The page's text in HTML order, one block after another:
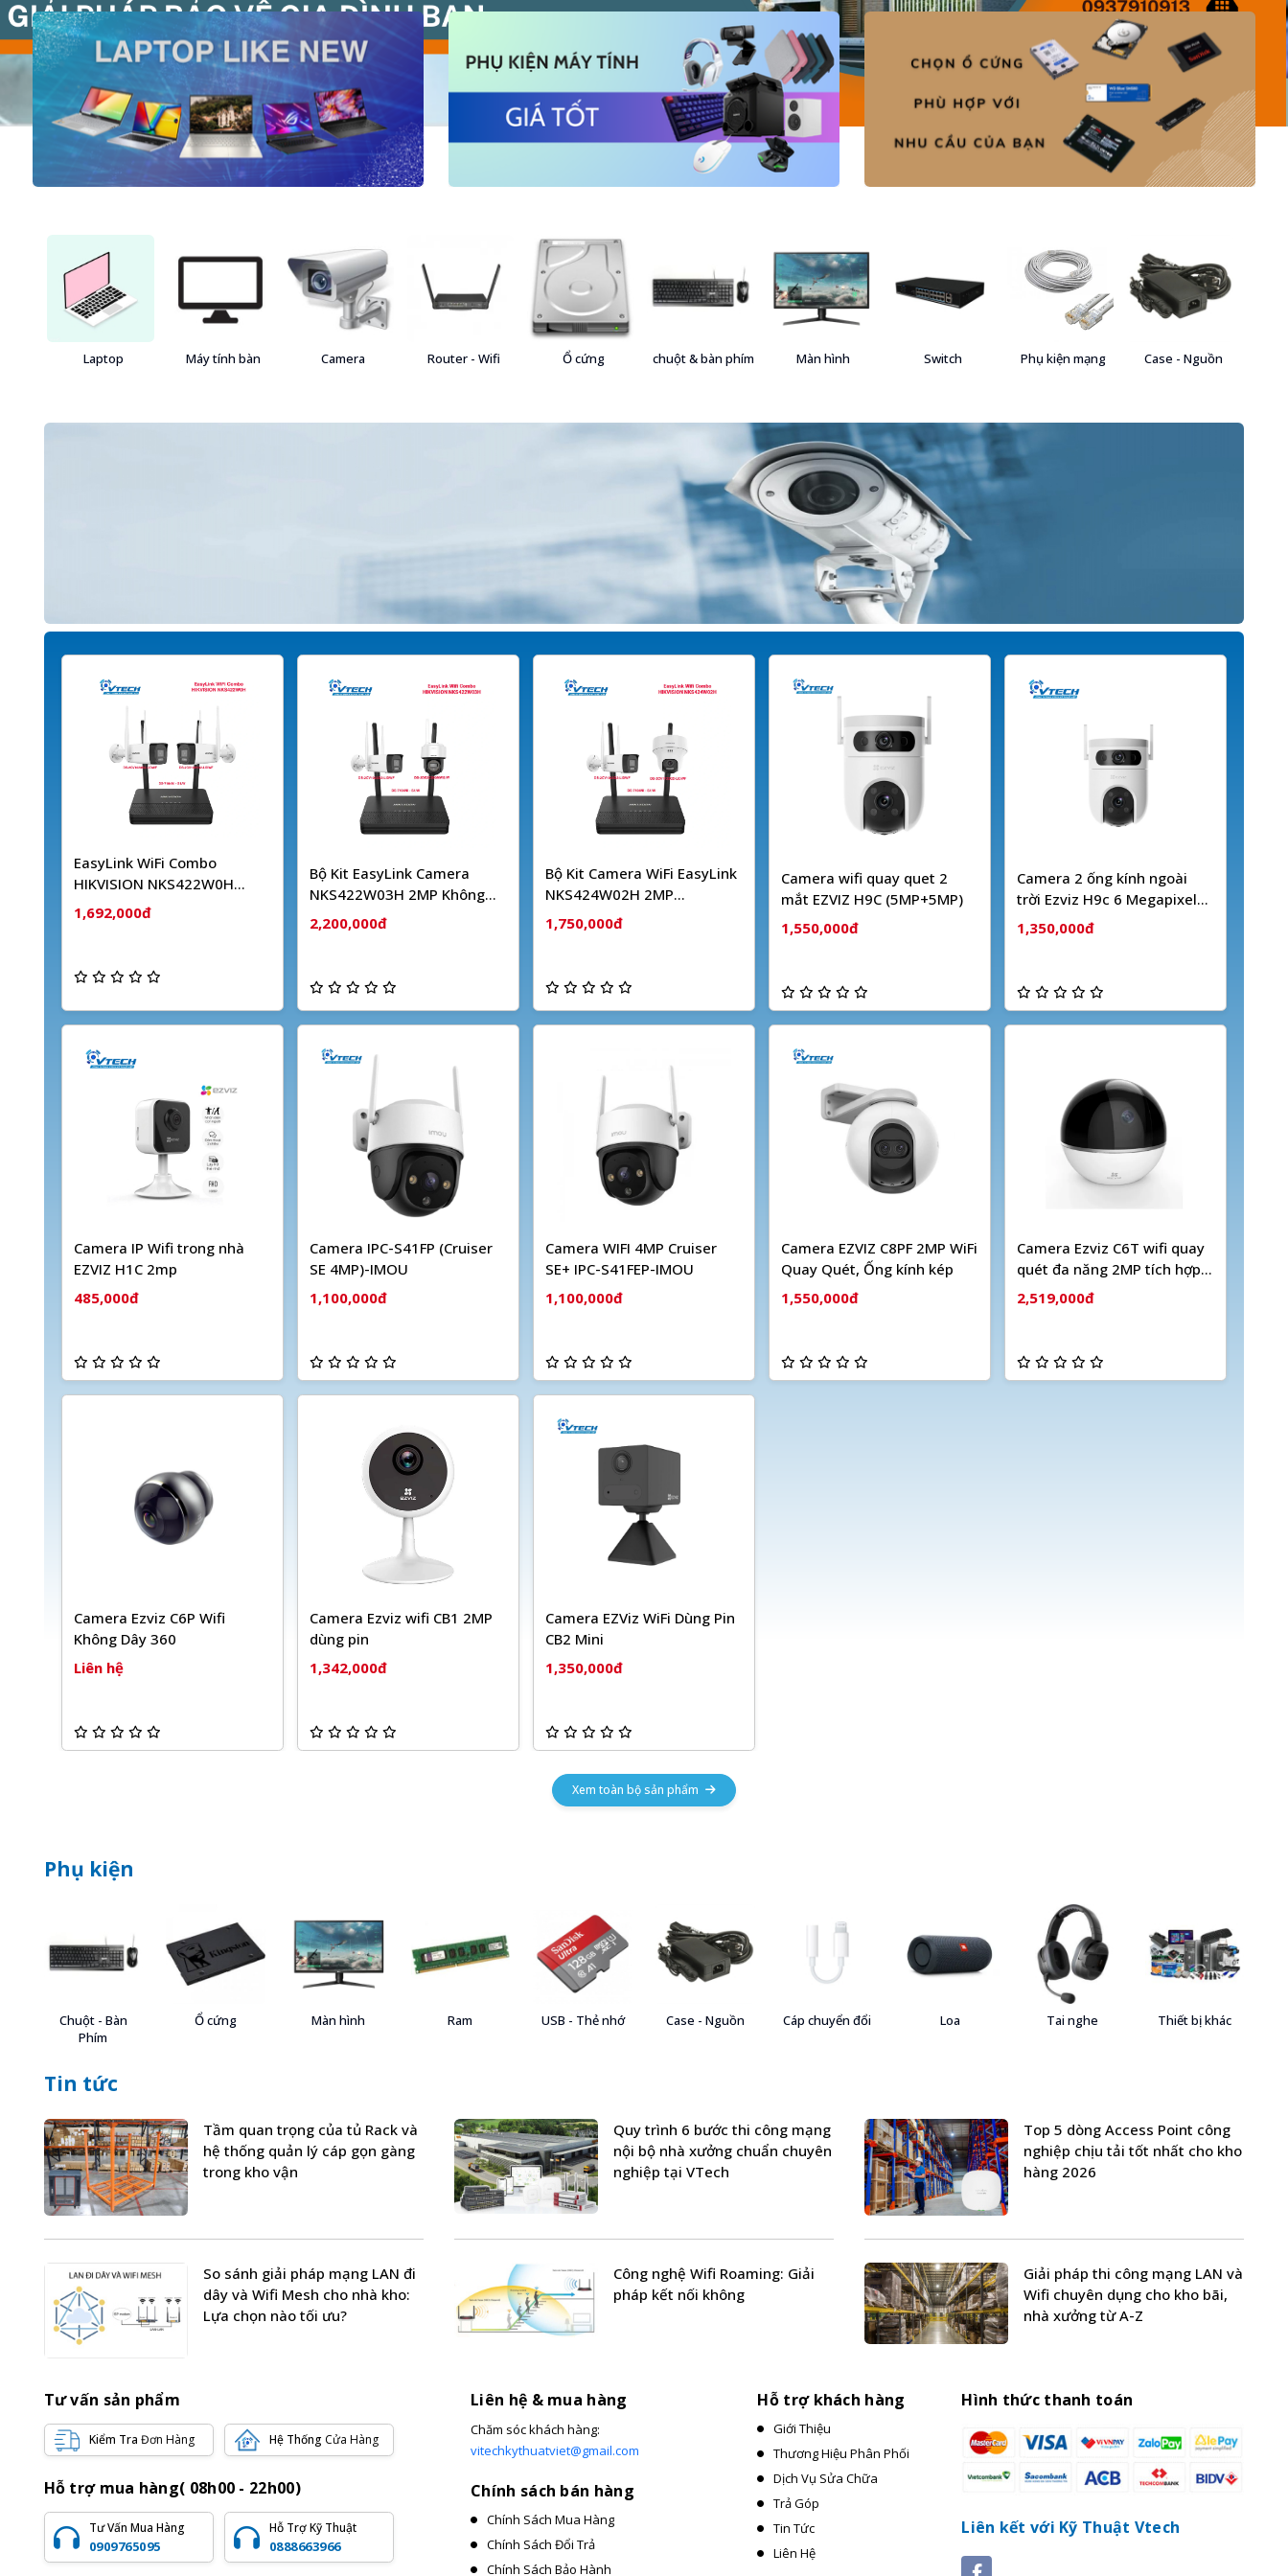
Laptop Máy tính bàn Camera Router - Wifi Ổ cứng chuột & bàn phím Màn hình Switch Phụ kiện mạng Case - Nguồn
EasyLink WiFi Combo
HIKVISION NKS422W0H
(2MP)
1,692,000đ
Bộ Kit EasyLink Camera
NKS422W03H 2MP Không
Dây HIKVISION
2,200,000đ
Bộ Kit Camera WiFi EasyLink
NKS424W02H 2MP
HIKVISION
1,750,000đ
Camera wifi quay quet 2
mắt EZVIZ H9C (5MP+5MP)
1,550,000đ
Camera 2 ống kính ngoài
trời Ezviz H9c 6 Megapixel
(Dual camera)
1,350,000đ
Camera IP Wifi trong nhà
EZVIZ H1C 2mp
485,000đ
Camera IPC-S41FP (Cruiser
SE 4MP)-IMOU
1,100,000đ
Camera WIFI 4MP Cruiser
SE+ IPC-S41FEP-IMOU
1,100,000đ
Camera EZVIZ C8PF 2MP WiFi
Quay Quét, Ống kính kép
1,550,000đ
Camera Ezviz C6T wifi quay
quét đa năng 2MP tích hợp
báo động
2,519,000đ
Camera Ezviz C6P Wifi
Không Dây 360
Liên hệ
Camera Ezviz wifi CB1 2MP
dùng pin
1,342,000đ
Camera EZViz WiFi Dùng Pin
CB2 Mini
1,350,000đ
Xem toàn bộ sản phẩm
Phụ kiện
Chuột - Bàn
Phím
Ổ cứng Màn hình Ram USB - Thẻ nhớ Case - Nguồn Cáp chuyển đổi Loa Tai nghe Thiết bị khác
Tin tức
Tầm quan trọng của tủ Rack và
hệ thống quản lý cáp gọn gàng
trong kho vận
Quy trình 6 bước thi công mạng
nội bộ nhà xưởng chuẩn chuyên
nghiệp tại VTech
Top 5 dòng Access Point công
nghiệp chịu tải tốt nhất cho kho
hàng 2026
So sánh giải pháp mạng LAN đi
dây và Wifi Mesh cho nhà kho:
Lựa chọn nào tối ưu?
Công nghệ Wifi Roaming: Giải
pháp kết nối không
Giải pháp thi công mạng LAN và
Wifi chuyên dụng cho kho bãi,
nhà xưởng từ A-Z
Tư vấn sản phẩm
Kiểm Tra Đơn Hàng Hệ Thống Cửa Hàng
Hỗ trợ mua hàng( 08h00 - 22h00)
Tư Vấn Mua Hàng
0909765095
Hỗ Trợ Kỹ Thuật
0888663966
Liên hệ & mua hàng
Chăm sóc khách hàng:
vitechkythuatviet@gmail.com
Chính sách bán hàng
Chính Sách Mua Hàng
Chính Sách Đổi Trả
Chính Sách Bảo Hành
Hỗ trợ khách hàng
Giới Thiệu
Thương Hiệu Phân Phối
Dịch Vụ Sửa Chữa
Trả Góp
Tin Tức
Liên Hệ
Hình thức thanh toán
Liên kết với Kỹ Thuật Vtech